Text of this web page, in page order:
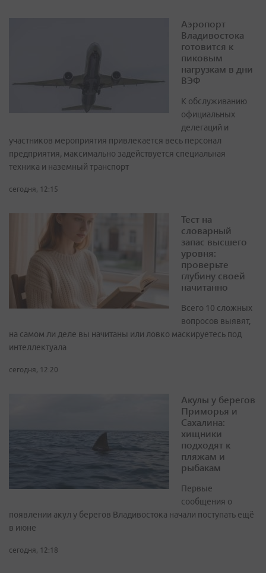
Аэропорт
Владивостока
готовится к
пиковым
нагрузкам в дни
ВЭФ
К обслуживанию
официальных
делегаций и
участников мероприятия привлекается весь персонал
предприятия, максимально задействуется специальная
техника и наземный транспорт
сегодня, 12:15
Тест на
словарный
запас высшего
уровня:
проверьте
глубину своей
начитанно
Всего 10 сложных
вопросов выявят,
на самом ли деле вы начитаны или ловко маскируетесь под
интеллектуала
сегодня, 12:20
Акулы у берегов
Приморья и
Сахалина:
хищники
подходят к
пляжам и
рыбакам
Первые
сообщения о
появлении акул у берегов Владивостока начали поступать ещё
в июне
сегодня, 12:18